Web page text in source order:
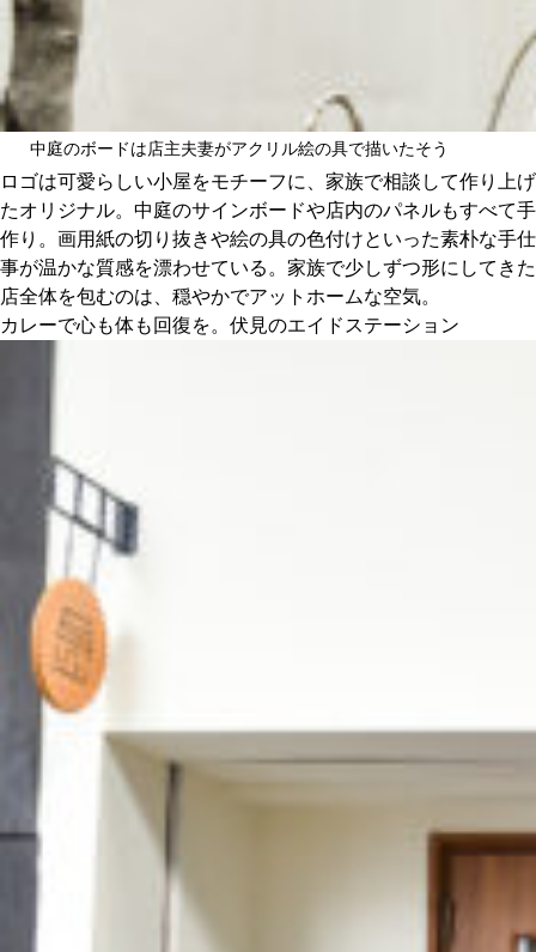
中庭のボードは店主夫妻がアクリル絵の具で描いたそう
ロゴは可愛らしい小屋をモチーフに、家族で相談して作り上げ
たオリジナル。中庭のサインボードや店内のパネルもすべて手
作り。画用紙の切り抜きや絵の具の色付けといった素朴な手仕
事が温かな質感を漂わせている。家族で少しずつ形にしてきた
店全体を包むのは、穏やかでアットホームな空気。
カレーで心も体も回復を。伏見のエイドステーション